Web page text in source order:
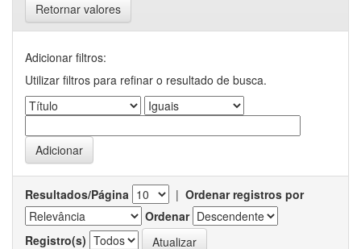
Retornar valores
Adicionar filtros:
Utilizar filtros para refinar o resultado de busca.
Resultados/Página | Ordenar registros por
Ordenar
Registro(s)